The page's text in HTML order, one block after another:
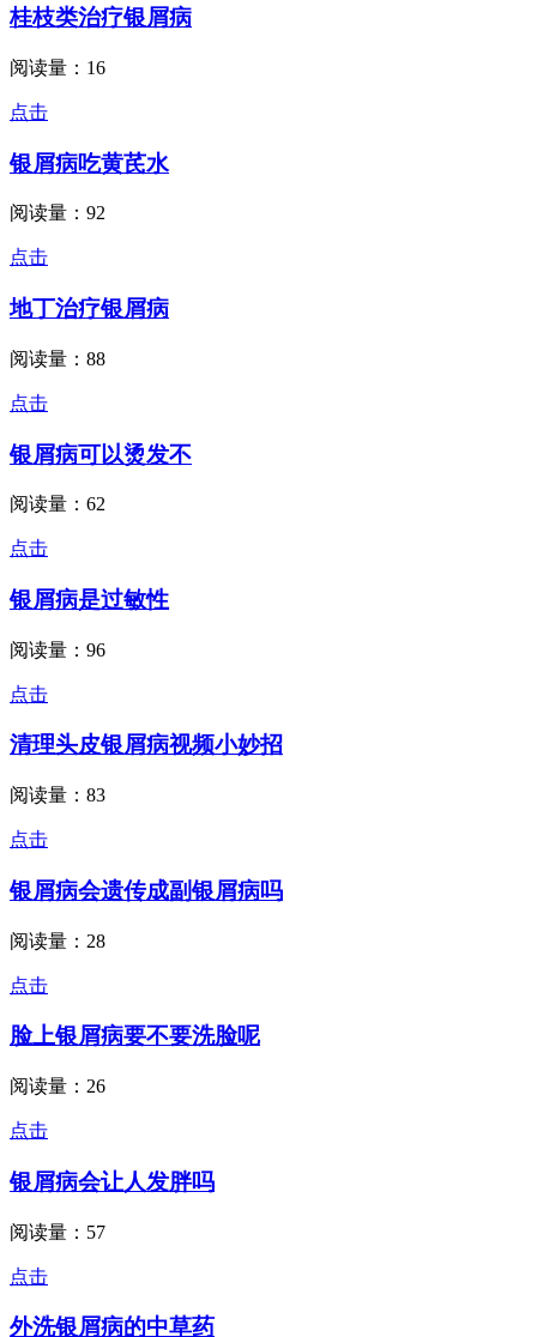
桂枝类治疗银屑病
阅读量：16
点击
银屑病吃黄芪水
阅读量：92
点击
地丁治疗银屑病
阅读量：88
点击
银屑病可以烫发不
阅读量：62
点击
银屑病是过敏性
阅读量：96
点击
清理头皮银屑病视频小妙招
阅读量：83
点击
银屑病会遗传成副银屑病吗
阅读量：28
点击
脸上银屑病要不要洗脸呢
阅读量：26
点击
银屑病会让人发胖吗
阅读量：57
点击
外洗银屑病的中草药